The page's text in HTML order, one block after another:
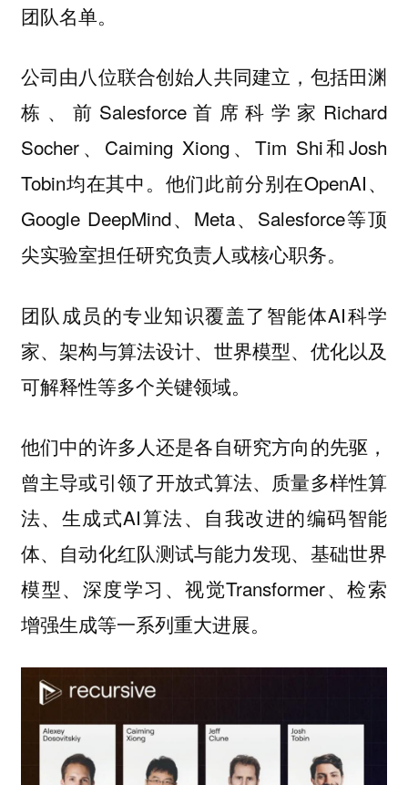
团队名单。
公司由八位联合创始人共同建立，包括田渊
栋、前Salesforce首席科学家Richard
Socher、Caiming Xiong、Tim Shi和Josh
Tobin均在其中。他们此前分别在OpenAI、
Google DeepMind、Meta、Salesforce等顶
尖实验室担任研究负责人或核心职务。
团队成员的专业知识覆盖了智能体AI科学
家、架构与算法设计、世界模型、优化以及
可解释性等多个关键领域。
他们中的许多人还是各自研究方向的先驱，
曾主导或引领了开放式算法、质量多样性算
法、生成式AI算法、自我改进的编码智能
体、自动化红队测试与能力发现、基础世界
模型、深度学习、视觉Transformer、检索
增强生成等一系列重大进展。